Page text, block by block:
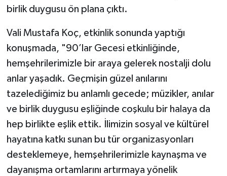
birlik duygusu ön plana çıktı.
Vali Mustafa Koç, etkinlik sonunda yaptığı
konuşmada, "90’lar Gecesi etkinliğinde,
hemşehrilerimizle bir araya gelerek nostalji dolu
anlar yaşadık. Geçmişin güzel anılarını
tazelediğimiz bu anlamlı gecede; müzikler, anılar
ve birlik duygusu eşliğinde coşkulu bir halaya da
hep birlikte eşlik ettik. İlimizin sosyal ve kültürel
hayatına katkı sunan bu tür organizasyonları
desteklemeye, hemşehrilerimizle kaynaşma ve
dayanışma ortamlarını artırmaya yönelik